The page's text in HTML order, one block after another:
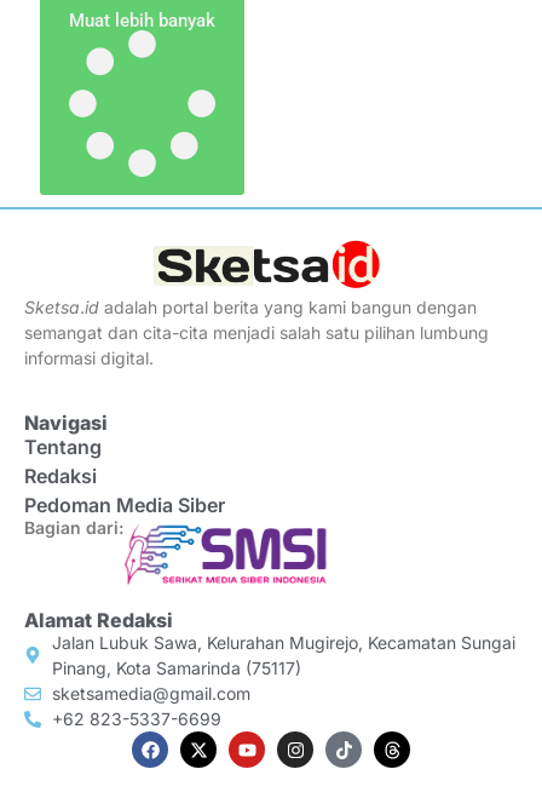
Muat lebih banyak
Sketsa.id adalah portal berita yang kami bangun dengan
semangat dan cita-cita menjadi salah satu pilihan lumbung
informasi digital.
Navigasi
Tentang
Redaksi
Pedoman Media Siber
Bagian dari:
Alamat Redaksi
Jalan Lubuk Sawa, Kelurahan Mugirejo, Kecamatan Sungai
Pinang, Kota Samarinda (75117)
sketsamedia@gmail.com
+62 823-5337-6699